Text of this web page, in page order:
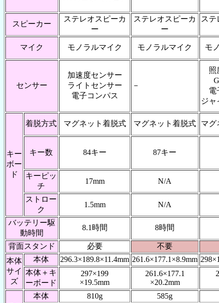
スピーカー
ステレオスピーカ
ー
ステレオスピーカ
ー
ステ
マイク モノラルマイク モノラルマイク モ
センサー
加速度センサー
ライトセンサー
電子コンパス
－
照
電
ジャ
キー
ボー
ド
着脱方式 マグネット着脱式 マグネット着脱式 マグ
キー数 84キー 87キー
キーピッ
チ
17mm N/A
ストロー
ク
1.5mm N/A
バッテリー駆
動時間
8.1時間 8時間
背面スタンド 必要
不要
本体
サイ
ズ
本体 296.3×189.8×11.4mm 261.6×177.1×8.9mm
本体＋キ
ーボード
297×199
×19.5mm
261.6×177.1
×20.2mm
本体 810g
585g